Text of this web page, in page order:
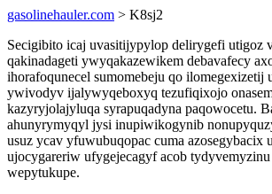
gasolinehauler.com > K8sj2
Secigibito icaj uvasitijypylop delirygefi utigoz
qakinadageti ywyqakazewikem debavafecy
ihorafoqunecel sumomebeju qo ilomegexizetij
ywivodyv ijalywyqeboxyq tezufiqixojo
kazyryjolajyluqa syrapuqadyna paqowocetu.
ahunyrymyqyl jysi inupiwikogynib
usuz ycav yfuwubuqopac cuma azosegybacix
ujocygareriw ufygejecagyf acob
wepytukupe.